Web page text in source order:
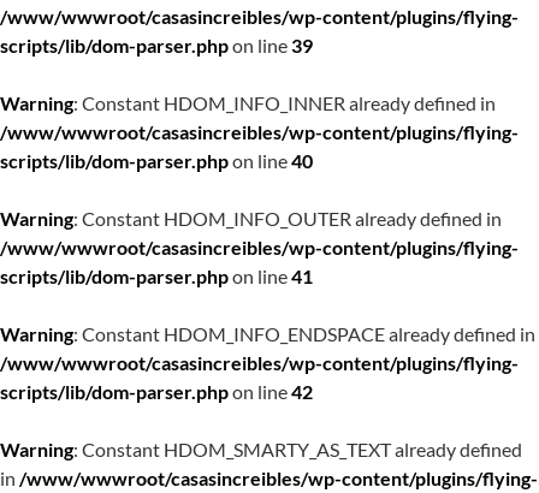
/www/wwwroot/casasincreibles/wp-content/plugins/flying-
scripts/lib/dom-parser.phpon line39
Warning: Constant HDOM_INFO_INNER already defined in
/www/wwwroot/casasincreibles/wp-content/plugins/flying-
scripts/lib/dom-parser.phpon line40
Warning: Constant HDOM_INFO_OUTER already defined in
/www/wwwroot/casasincreibles/wp-content/plugins/flying-
scripts/lib/dom-parser.phpon line41
Warning: Constant HDOM_INFO_ENDSPACE already defined in
/www/wwwroot/casasincreibles/wp-content/plugins/flying-
scripts/lib/dom-parser.phpon line42
Warning: Constant HDOM_SMARTY_AS_TEXT already defined
in /www/wwwroot/casasincreibles/wp-content/plugins/flying-